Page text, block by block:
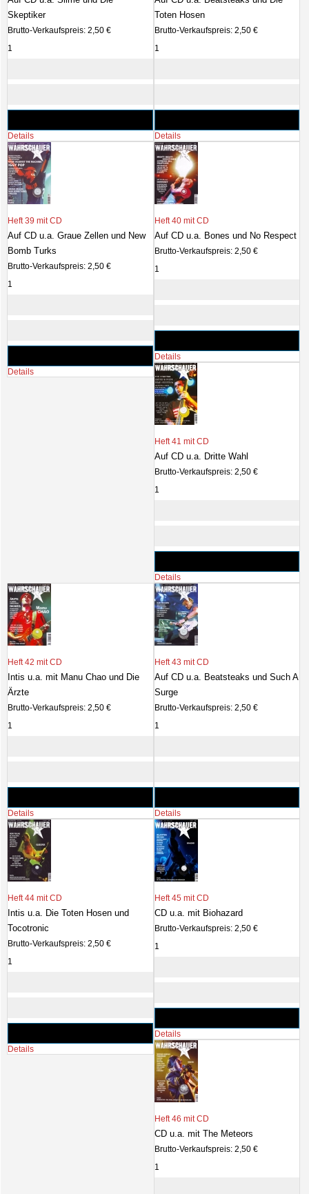
Skeptiker
Brutto-Verkaufspreis: 2,50 €
Details
Toten Hosen
Brutto-Verkaufspreis: 2,50 €
Details
Heft 39 mit CD
Auf CD u.a. Graue Zellen und New
Bomb Turks
Brutto-Verkaufspreis: 2,50 €
Details
Heft 40 mit CD
Auf CD u.a. Bones und No Respect
Brutto-Verkaufspreis: 2,50 €
Details
Heft 41 mit CD
Auf CD u.a. Dritte Wahl
Brutto-Verkaufspreis: 2,50 €
Details
Heft 42 mit CD
Intis u.a. mit Manu Chao und Die
Ärzte
Brutto-Verkaufspreis: 2,50 €
Details
Heft 43 mit CD
Auf CD u.a. Beatsteaks und Such A
Surge
Brutto-Verkaufspreis: 2,50 €
Details
Heft 44 mit CD
Intis u.a. Die Toten Hosen und
Tocotronic
Brutto-Verkaufspreis: 2,50 €
Details
Heft 45 mit CD
CD u.a. mit Biohazard
Brutto-Verkaufspreis: 2,50 €
Details
Heft 46 mit CD
CD u.a. mit The Meteors
Brutto-Verkaufspreis: 2,50 €